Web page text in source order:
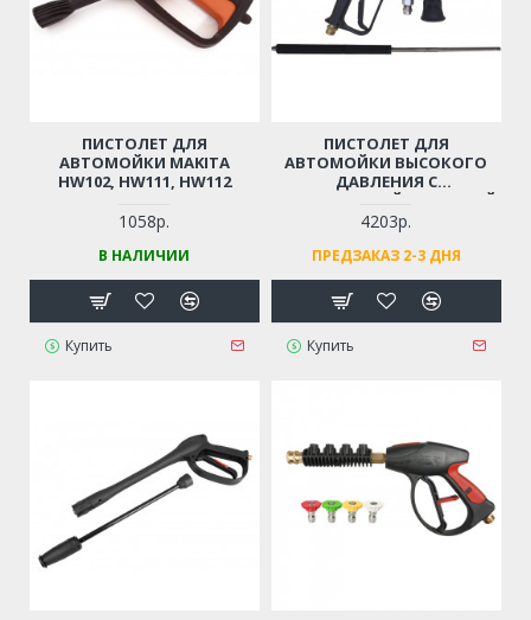
ПИСТОЛЕТ ДЛЯ
АВТОМОЙКИ MAKITA
HW102, HW111, HW112
1058р.
В НАЛИЧИИ
Купить
ПИСТОЛЕТ ДЛЯ
АВТОМОЙКИ ВЫСОКОГО
ДАВЛЕНИЯ С
НЕРЖАВЕЮЩЕЙ СТАЛЬНОЙ
ТРУБОЙ
(ПРОФЕССИОНАЛЬНЫЙ,
РЕЗЬБА М14)
4203р.
ПРЕДЗАКАЗ 2-3 ДНЯ
Купить